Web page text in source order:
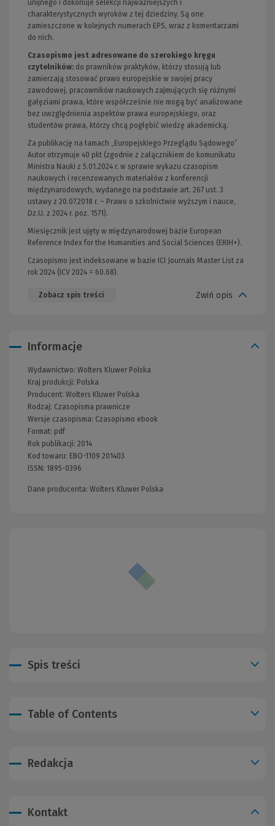
unijnego i dokonuje selekcji najważniejszych i
charakterystycznych wyroków z tej dziedziny. Są one
zamieszczone w kolejnych numerach EPS, wraz z komentarzami
do nich.
Czasopismo jest adresowane do szerokiego kręgu
czytelników: do prawników praktyków, którzy stosują lub
zamierzają stosować prawo europejskie w swojej pracy
zawodowej, pracowników naukowych zajmujących się różnymi
gałęziami prawa, które współcześnie nie mogą być analizowane
bez uwzględnienia aspektów prawa europejskiego, oraz
studentów prawa, którzy chcą pogłębić wiedzę akademicką.
Za publikację na łamach „Europejskiego Przeglądu Sądowego”
Autor otrzymuje 40 pkt (zgodnie z załącznikiem do komunikatu
Ministra Nauki z 5.01.2024 r. w sprawie wykazu czasopism
naukowych i recenzowanych materiałów z konferencji
międzynarodowych, wydanego na podstawie art. 267 ust. 3
ustawy z 20.07.2018 r. – Prawo o szkolnictwie wyższym i nauce,
Dz.U. z 2024 r. poz. 1571).
Miesięcznik jest ujęty w międzynarodowej bazie European
Reference Index for the Humanities and Social Sciences (ERIH+).
Czasopismo jest indeksowane w bazie ICI Journals Master List za
rok 2024 (ICV 2024 = 60.68).
Zobacz spis treści Zwiń opis
Informacje
Wydawnictwo: Wolters Kluwer Polska
Kraj produkcji: Polska
Producent: Wolters Kluwer Polska
Rodzaj: Czasopisma prawnicze
Wersje czasopisma: Czasopismo ebook
Format: pdf
Rok publikacji: 2014
Kod towaru: EBO-1109 201403
ISSN: 1895-0396
Dane producenta: Wolters Kluwer Polska
Spis treści
Table of Contents
Redakcja
Kontakt